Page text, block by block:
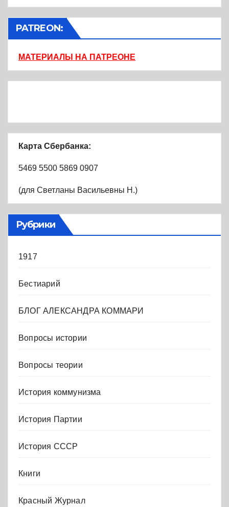
PATREON:
МАТЕРИАЛЫ НА ПАТРЕОНЕ
Карта Сбербанка:
5469 5500 5869 0907
(для Светланы Васильевны Н.)
Рубрики
1917
Бестиарий
БЛОГ АЛЕКСАНДРА КОММАРИ
Вопросы истории
Вопросы теории
История коммунизма
История Партии
История СССР
Книги
Красный Журнал